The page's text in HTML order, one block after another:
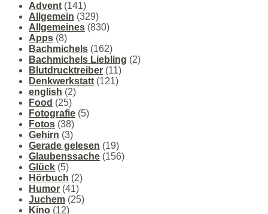
Advent (141)
Allgemein (329)
Allgemeines (830)
Apps (8)
Bachmichels (162)
Bachmichels Liebling (2)
Blutdrucktreiber (11)
Denkwerkstatt (121)
english (2)
Food (25)
Fotografie (5)
Fotos (38)
Gehirn (3)
Gerade gelesen (19)
Glaubenssache (156)
Glück (5)
Hörbuch (2)
Humor (41)
Juchem (25)
Kino (12)